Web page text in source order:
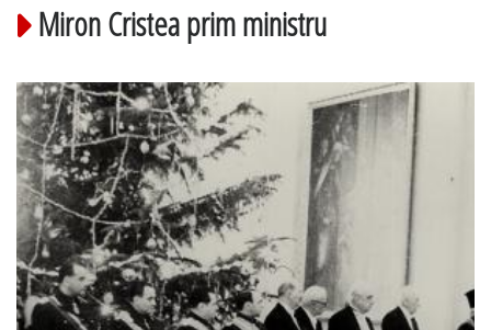
Miron Cristea prim ministru